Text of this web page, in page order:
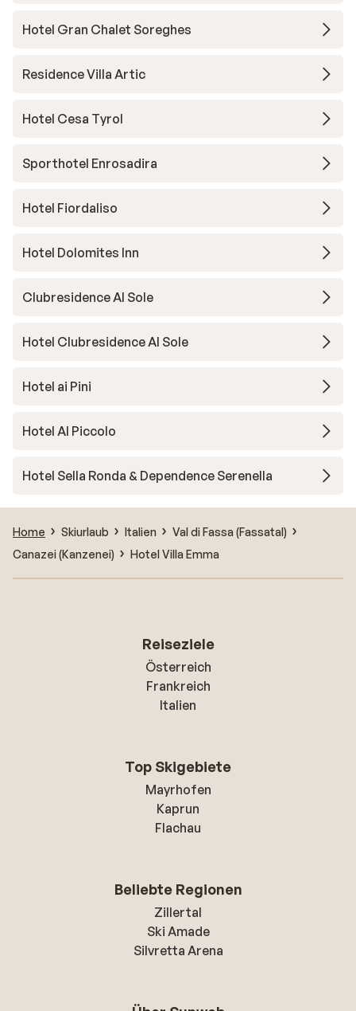
Hotel Gran Chalet Soreghes
Residence Villa Artic
Hotel Cesa Tyrol
Sporthotel Enrosadira
Hotel Fiordaliso
Hotel Dolomites Inn
Clubresidence Al Sole
Hotel Clubresidence Al Sole
Hotel ai Pini
Hotel Al Piccolo
Hotel Sella Ronda & Dependence Serenella
Home Skiurlaub Italien
Val di Fassa (Fassatal)
Canazei (Kanzenei)
Hotel Villa Emma
Reiseziele
Österreich
Frankreich
Italien
Top Skigebiete
Mayrhofen
Kaprun
Flachau
Beliebte Regionen
Zillertal
Ski Amade
Silvretta Arena